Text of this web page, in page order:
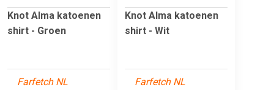
Knot Alma katoenen
shirt - Groen
Farfetch NL
Knot Alma katoenen
shirt - Wit
Farfetch NL